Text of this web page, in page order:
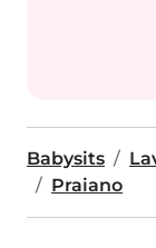
Babysits
Praiano